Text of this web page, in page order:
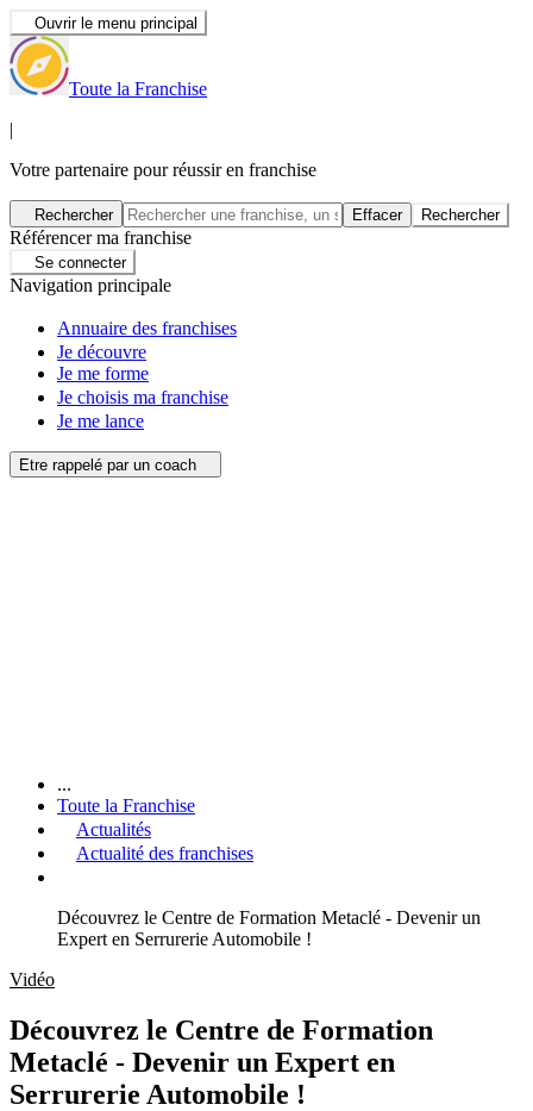
Ouvrir le menu principal
Toute la Franchise
|
Votre partenaire pour réussir en franchise
Rechercher Effacer Rechercher
Référencer ma franchise
Se connecter
Navigation principale
Annuaire des franchises
Je découvre
Je me forme
Je choisis ma franchise
Je me lance
Etre rappelé par un coach
...
Toute la Franchise
Actualités
Actualité des franchises
Découvrez le Centre de Formation Metaclé - Devenir un
Expert en Serrurerie Automobile !
Vidéo
Découvrez le Centre de Formation
Metaclé - Devenir un Expert en
Serrurerie Automobile !